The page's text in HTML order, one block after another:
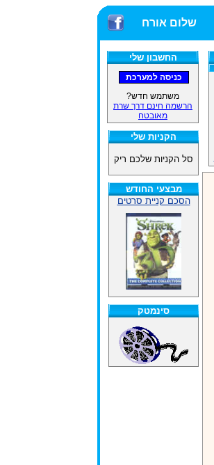
שלום אורח
החשבון שלי
משתמש חדש?
הרשמה חינם דרך שרת
מאובטח
הקניות שלי
סל הקניות שלכם ריק
מבצעי החודש
הסכם קניית סרטים
סינמטק